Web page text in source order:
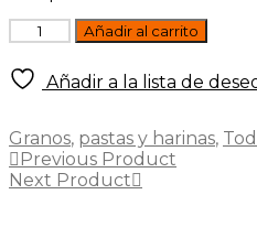
Porridge
Frutos
rojos
avena-
Bio
250g
Sol
Añadir al carrito
Añadir a la lista de
Granos, pastas y harinas,
Previous Product
Next Product